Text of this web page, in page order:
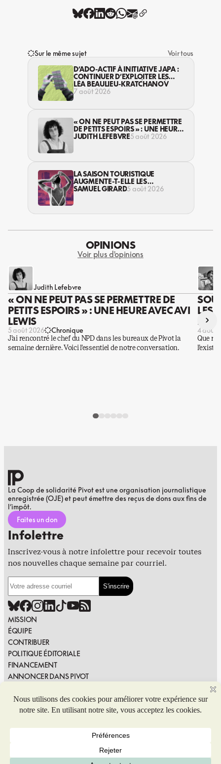
Sur le même sujet
Voir tous
D’ADO-ACTIF À INITIATIVE JAPA :
CONTINUER D’EXPLOITER LES
JEUNES… DANS LA LÉGALITÉ?
LÉA BEAULIEU-KRATCHANOV
7 août 2026
« ON NE PEUT PAS SE PERMETTRE
DE PETITS ESPOIRS » : UNE HEURE
AVEC AVI LEWIS
JUDITH LEFEBVRE5 août 2026
LA SAISON TOURISTIQUE
AUGMENTE-T-ELLE LES
VIOLENCES CONTRE LES
SAMUEL GIRARD5 août 2026
OPINIONS
Voir plus d'opinions
Judith Lefebvre
« ON NE PEUT PAS SE PERMETTRE DE
PETITS ESPOIRS » : UNE HEURE AVEC AVI
LEWIS
5 août 2026 Chronique
J’ai rencontré le chef du NPD dans les bureaux de Pivot la
semaine dernière. Voici l’essentiel de notre conversation.
LES
DES
4 août
Que
›
La Coop de solidarité Pivot est une organisation journalistique
enregistrée (OJE) et peut émettre des reçus de dons aux fins de
l’impôt.
Faites un don
Infolettre
Inscrivez-vous à notre infolettre pour recevoir toutes
nos nouvelles chaque semaine par courriel.
MISSION
ÉQUIPE
CONTRIBUER
POLITIQUE ÉDITORIALE
FINANCEMENT
ANNONCER DANS PIVOT
SIGNALER UNE ERREUR
NOUS JOINDRE
© 2026 Coop de solidarité Pivot. Tous droits réservés.